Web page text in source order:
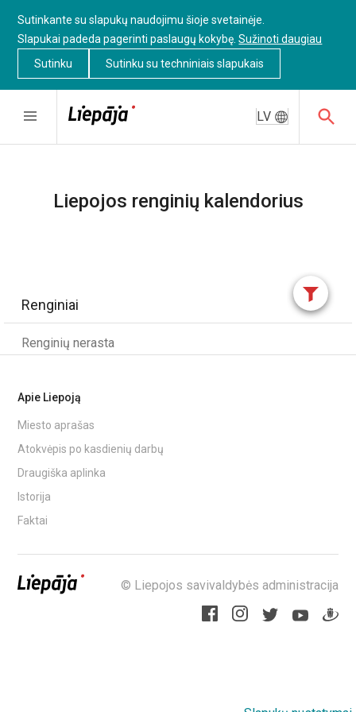
Sutinkante su slapukų naudojimu šioje svetainėje.
Slapukai padeda pagerinti paslaugų kokybę.Sužinoti daugiau
Sutinku
Sutinku su techniniais slapukais
LV
Liepojos renginių kalendorius
Renginiai
Renginių nerasta
Apie Liepoją
Miesto aprašas
Atokvėpis po kasdienių darbų
Draugiška aplinka
Istorija
Faktai
© Liepojos savivaldybės administracija